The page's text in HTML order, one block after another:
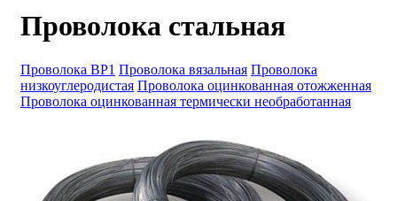
Проволока стальная
Проволока ВР1 Проволока вязальная Проволока
низкоуглеродистая Проволока оцинкованная отожженная
Проволока оцинкованная термически необработанная